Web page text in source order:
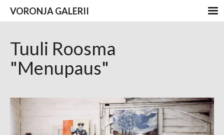
VORONJA GALERII
Tuuli Roosma
"Menupaus"